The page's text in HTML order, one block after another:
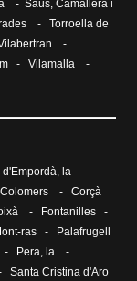
- Saus, Camallera i
- Torroella de
-
- Vilamalla -
d'Empordà, la -
Colomers - Corçà
- Fontanilles -
ras -
Palafrugell
- Pera, la -
Santa Cristina d'Aro